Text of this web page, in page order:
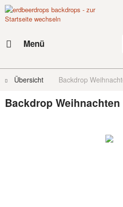
Menü
Übersicht Backdrop
Backdrop Weihnachten